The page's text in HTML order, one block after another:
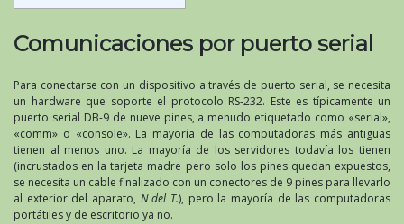
Comunicaciones por puerto serial
Para conectarse con un dispositivo a través de puerto serial, se necesita
un hardware que soporte el protocolo RS-232. Este es típicamente un
puerto serial DB-9 de nueve pines, a menudo etiquetado como «serial»,
«comm» o «console». La mayoría de las computadoras más antiguas
tienen al menos uno. La mayoría de los servidores todavía los tienen
(incrustados en la tarjeta madre pero solo los pines quedan expuestos,
se necesita un cable finalizado con un conectores de 9 pines para llevarlo
al exterior del aparato, N del T.), pero la mayoría de las computadoras
portátiles y de escritorio ya no.